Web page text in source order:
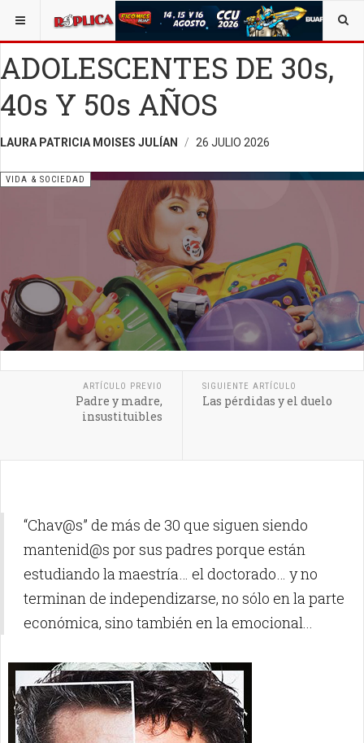
ESTÁ AQUÍ: VIDA Y SOCIEDAD
ADOLESCENTES DE 30s,
40s Y 50s AÑOS
LAURA PATRICIA MOISES JULÍAN 26 JULIO 2026
VIDA & SOCIEDAD
ARTÍCULO PREVIO
Padre y madre,
insustituibles
SIGUIENTE ARTÍCULO
Las pérdidas y el duelo
“Chav@s” de más de 30 que siguen siendo
mantenid@s por sus padres porque están
estudiando la maestría… el doctorado… y no
terminan de independizarse, no sólo en la parte
económica, sino también en la emocional...